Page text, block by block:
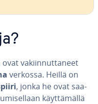
va­kiin­nut­ta­neet
verkossa. Heillä on
, jonka he ovat saa­
käyt­tä­mäl­lä